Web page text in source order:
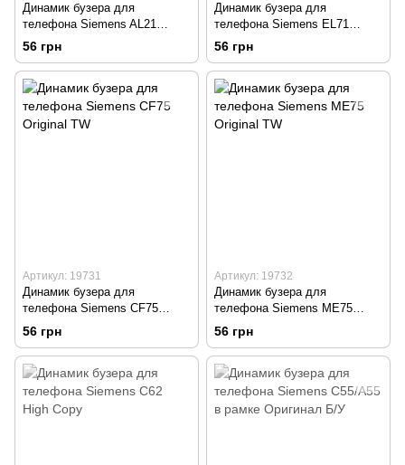
Динамик бузера для
телефона Siemens AL21
комплект Original TW
56 грн
Динамик бузера для
телефона Siemens EL71
комплект Original TW
56 грн
Артикул: 19731
Динамик бузера для
телефона Siemens CF75
Original TW
56 грн
Артикул: 19732
Динамик бузера для
телефона Siemens ME75
Original TW
56 грн